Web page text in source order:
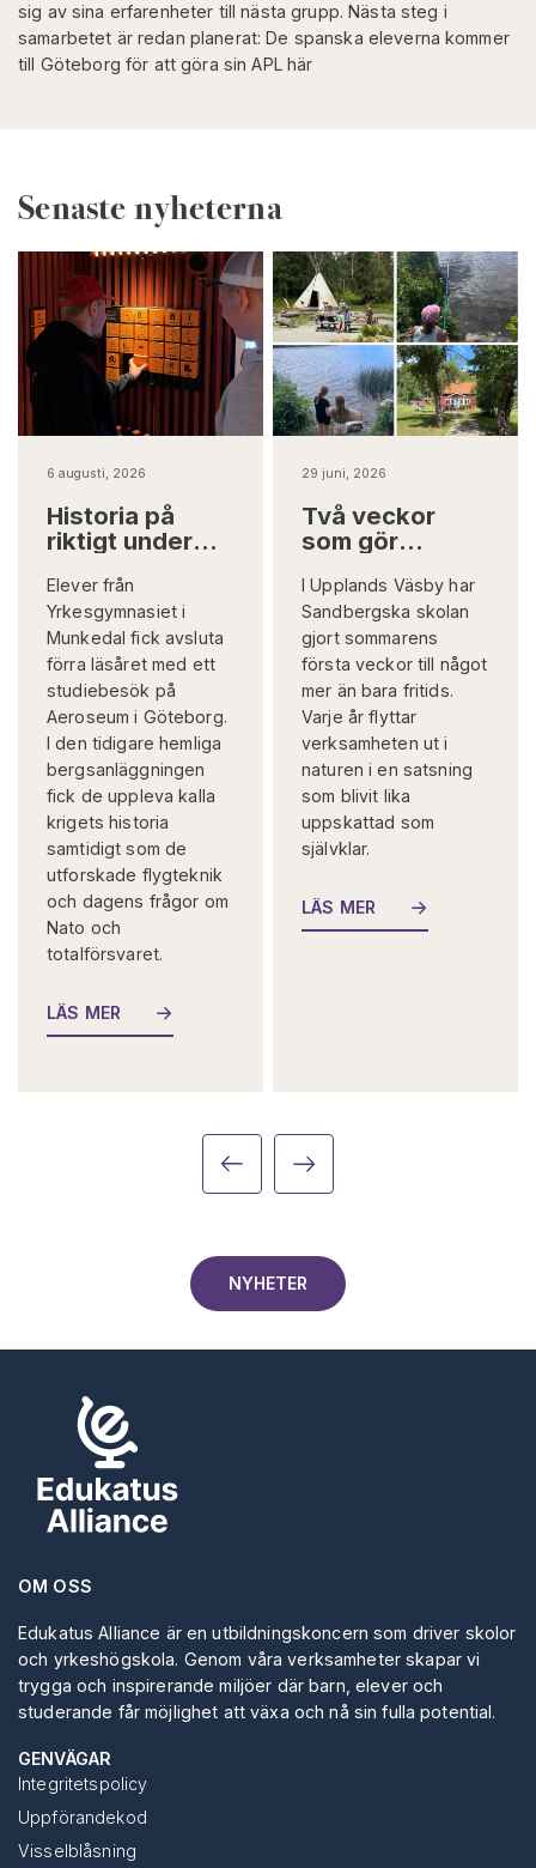
sig av sina erfarenheter till nästa grupp. Nästa steg i
samarbetet är redan planerat: De spanska eleverna kommer
till Göteborg för att göra sin APL här
Senaste nyheterna
6 augusti, 2026
Historia på
riktigt under
Elever från
Yrkesgymnasiet i
Munkedal fick avsluta
förra läsåret med ett
studiebesök på
Aeroseum i Göteborg.
I den tidigare hemliga
bergsanläggningen
fick de uppleva kalla
krigets historia
samtidigt som de
utforskade flygteknik
och dagens frågor om
Nato och
totalförsvaret.
LÄS MER
29 juni, 2026
Två veckor
som gör
riktigt
I Upplands Väsby har
Sandbergska skolan
gjort sommarens
första veckor till något
mer än bara fritids.
Varje år flyttar
verksamheten ut i
naturen i en satsning
som blivit lika
uppskattad som
självklar.
LÄS MER
NYHETER
OM OSS
Edukatus Alliance är en utbildningskoncern som driver skolor
och yrkeshögskola. Genom våra verksamheter skapar vi
trygga och inspirerande miljöer där barn, elever och
studerande får möjlighet att växa och nå sin fulla potential.
GENVÄGAR
Integritetspolicy
Uppförandekod
Visselblåsning